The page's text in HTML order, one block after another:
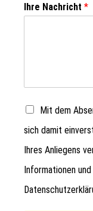
Ihre Nachricht *
Mit dem
sich damit
Ihres Anliegens
Informationen